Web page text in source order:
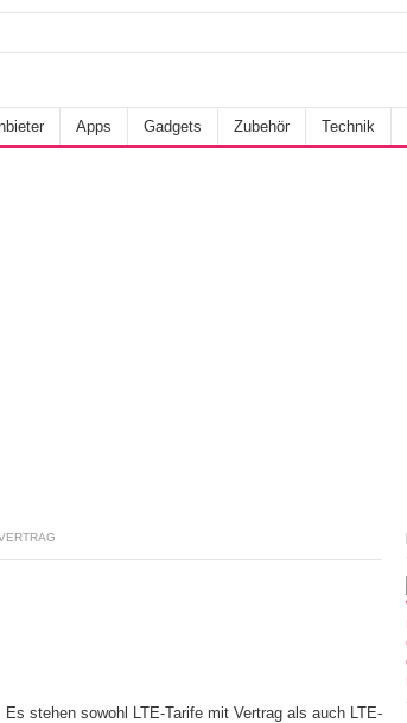
Apps Gadgets Zubehör Technik
stehen sowohl LTE-Tarife mit Vertrag als auch LTE-